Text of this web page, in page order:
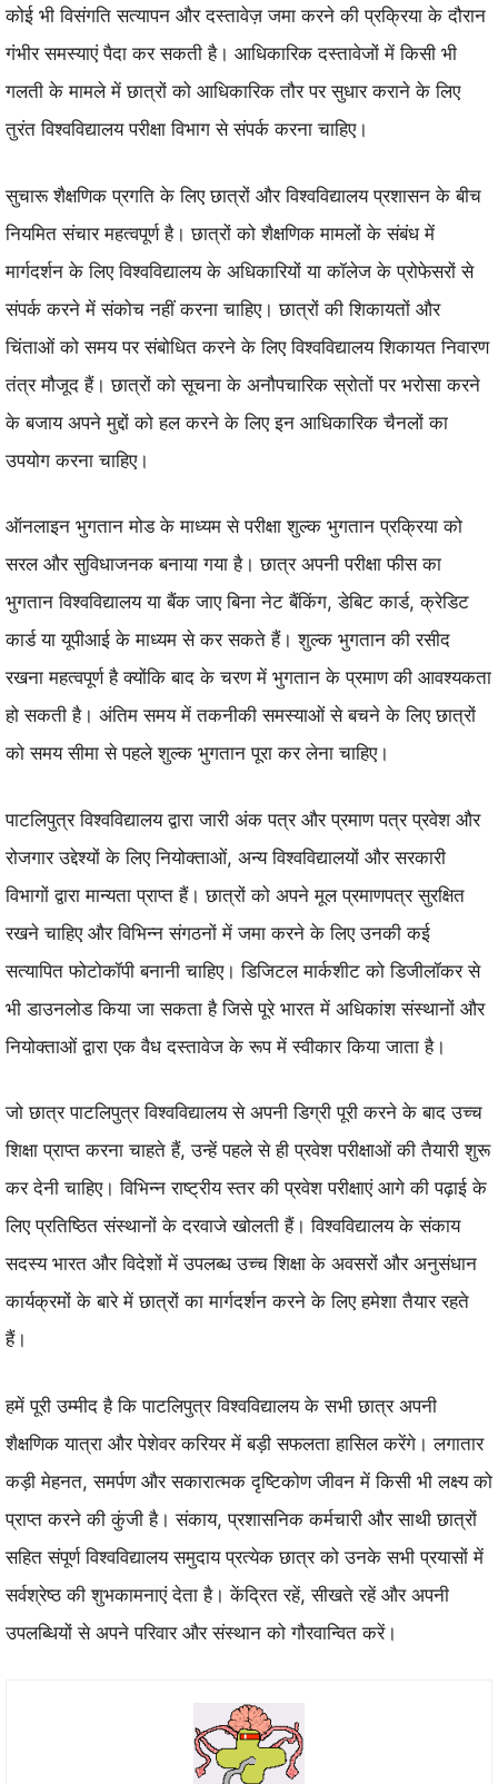
कोई भी विसंगति सत्यापन और दस्तावेज़ जमा करने की प्रक्रिया के दौरान
गंभीर समस्याएं पैदा कर सकती है। आधिकारिक दस्तावेजों में किसी भी
गलती के मामले में छात्रों को आधिकारिक तौर पर सुधार कराने के लिए
तुरंत विश्वविद्यालय परीक्षा विभाग से संपर्क करना चाहिए।
सुचारू शैक्षणिक प्रगति के लिए छात्रों और विश्वविद्यालय प्रशासन के बीच
नियमित संचार महत्वपूर्ण है। छात्रों को शैक्षणिक मामलों के संबंध में
मार्गदर्शन के लिए विश्वविद्यालय के अधिकारियों या कॉलेज के प्रोफेसरों से
संपर्क करने में संकोच नहीं करना चाहिए। छात्रों की शिकायतों और
चिंताओं को समय पर संबोधित करने के लिए विश्वविद्यालय शिकायत निवारण
तंत्र मौजूद हैं। छात्रों को सूचना के अनौपचारिक स्रोतों पर भरोसा करने
के बजाय अपने मुद्दों को हल करने के लिए इन आधिकारिक चैनलों का
उपयोग करना चाहिए।
ऑनलाइन भुगतान मोड के माध्यम से परीक्षा शुल्क भुगतान प्रक्रिया को
सरल और सुविधाजनक बनाया गया है। छात्र अपनी परीक्षा फीस का
भुगतान विश्वविद्यालय या बैंक जाए बिना नेट बैंकिंग, डेबिट कार्ड, क्रेडिट
कार्ड या यूपीआई के माध्यम से कर सकते हैं। शुल्क भुगतान की रसीद
रखना महत्वपूर्ण है क्योंकि बाद के चरण में भुगतान के प्रमाण की आवश्यकता
हो सकती है। अंतिम समय में तकनीकी समस्याओं से बचने के लिए छात्रों
को समय सीमा से पहले शुल्क भुगतान पूरा कर लेना चाहिए।
पाटलिपुत्र विश्वविद्यालय द्वारा जारी अंक पत्र और प्रमाण पत्र प्रवेश और
रोजगार उद्देश्यों के लिए नियोक्ताओं, अन्य विश्वविद्यालयों और सरकारी
विभागों द्वारा मान्यता प्राप्त हैं। छात्रों को अपने मूल प्रमाणपत्र सुरक्षित
रखने चाहिए और विभिन्न संगठनों में जमा करने के लिए उनकी कई
सत्यापित फोटोकॉपी बनानी चाहिए। डिजिटल मार्कशीट को डिजीलॉकर से
भी डाउनलोड किया जा सकता है जिसे पूरे भारत में अधिकांश संस्थानों और
नियोक्ताओं द्वारा एक वैध दस्तावेज के रूप में स्वीकार किया जाता है।
जो छात्र पाटलिपुत्र विश्वविद्यालय से अपनी डिग्री पूरी करने के बाद उच्च
शिक्षा प्राप्त करना चाहते हैं, उन्हें पहले से ही प्रवेश परीक्षाओं की तैयारी शुरू
कर देनी चाहिए। विभिन्न राष्ट्रीय स्तर की प्रवेश परीक्षाएं आगे की पढ़ाई के
लिए प्रतिष्ठित संस्थानों के दरवाजे खोलती हैं। विश्वविद्यालय के संकाय
सदस्य भारत और विदेशों में उपलब्ध उच्च शिक्षा के अवसरों और अनुसंधान
कार्यक्रमों के बारे में छात्रों का मार्गदर्शन करने के लिए हमेशा तैयार रहते
हैं।
हमें पूरी उम्मीद है कि पाटलिपुत्र विश्वविद्यालय के सभी छात्र अपनी
शैक्षणिक यात्रा और पेशेवर करियर में बड़ी सफलता हासिल करेंगे। लगातार
कड़ी मेहनत, समर्पण और सकारात्मक दृष्टिकोण जीवन में किसी भी लक्ष्य को
प्राप्त करने की कुंजी है। संकाय, प्रशासनिक कर्मचारी और साथी छात्रों
सहित संपूर्ण विश्वविद्यालय समुदाय प्रत्येक छात्र को उनके सभी प्रयासों में
सर्वश्रेष्ठ की शुभकामनाएं देता है। केंद्रित रहें, सीखते रहें और अपनी
उपलब्धियों से अपने परिवार और संस्थान को गौरवान्वित करें।